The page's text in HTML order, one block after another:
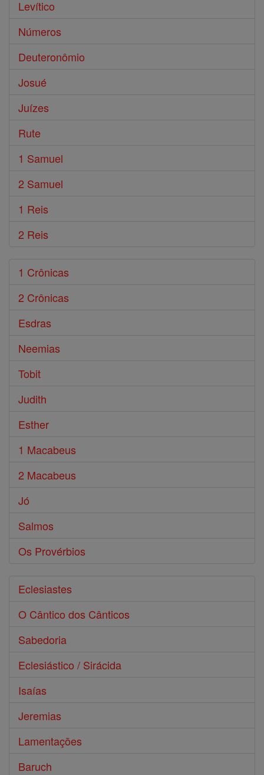
Levítico
Números
Deuteronômio
Josué
Juízes
Rute
1 Samuel
2 Samuel
1 Reis
2 Reis
1 Crônicas
2 Crônicas
Esdras
Neemias
Tobit
Judith
Esther
1 Macabeus
2 Macabeus
Jó
Salmos
Os Provérbios
Eclesiastes
O Cântico dos Cânticos
Sabedoria
Eclesiástico / Sirácida
Isaías
Jeremias
Lamentações
Baruch